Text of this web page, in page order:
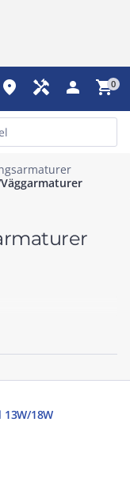
place handyman person shopping_cart0
18W